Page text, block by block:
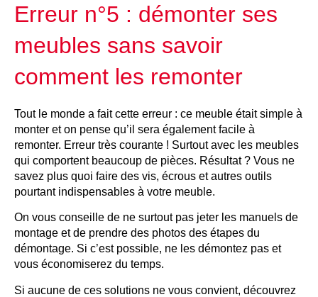
Erreur n°5 : démonter ses
meubles sans savoir
comment les remonter
Tout le monde a fait cette erreur : ce meuble était simple à
monter et on pense qu’il sera également facile à
remonter. Erreur très courante ! Surtout avec les meubles
qui comportent beaucoup de pièces. Résultat ? Vous ne
savez plus quoi faire des vis, écrous et autres outils
pourtant indispensables à votre meuble.
On vous conseille de ne surtout pas jeter les manuels de
montage et de prendre des photos des étapes du
démontage. Si c’est possible, ne les démontez pas et
vous économiserez du temps.
Si aucune de ces solutions ne vous convient, découvrez